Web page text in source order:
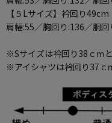
【５Lサイズ】衿回り49cm
肩幅:55／胸回り:136／胴
※Sサイズは衿回り38ｃｍと
※アイシャツは衿回り37ｃ